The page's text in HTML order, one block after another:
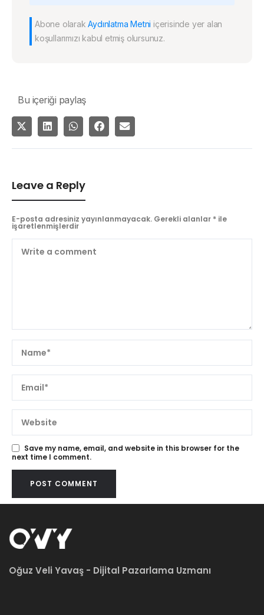
Abone olarakAydınlatma Metni içerisinde yer alan
koşullarımızı kabul etmiş olursunuz.
Bu içeriği paylaş
Leave a Reply
E-posta adresiniz yayınlanmayacak. Gerekli alanlar * ile
işaretlenmişlerdir
Save my name, email, and website in this browser for the
next time I comment.
Oğuz Veli Yavaş - Dijital Pazarlama Uzmanı